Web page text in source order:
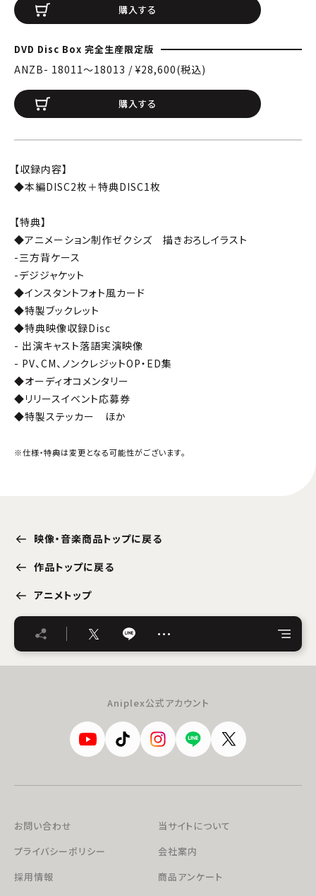
購入する
DVD Disc Box 完全生産限定版
ANZB- 18011〜18013 / ¥28,600(税込)
購入する
【収録内容】
◆本編DISC2枚＋特典DISC1枚
【特典】
◆アニメーション制作ゼクシズ 描きおろしイラスト
-三方背ケース
-デジジャケット
◆インスタントフォト風カード
◆特製ブックレット
◆特典映像収録Disc
- 出演キャスト落語実演映像
- PV、CM、ノンクレジットOP・ED集
◆オーディオコメンタリー
◆リリースイベント応募券
◆特製ステッカー ほか
※仕様・特典は変更となる可能性がございます。
映像・音楽商品トップに戻る
作品トップに戻る
アニメトップ
…
Aniplex公式アカウント
お問い合わせ
当サイトについて
プライバシーポリシー
会社案内
採用情報
商品アンケート